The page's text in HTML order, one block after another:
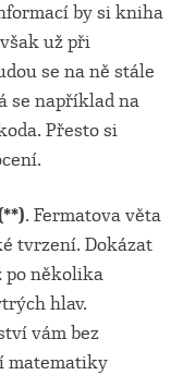
by si kniha
už při
se na ně stále
se například na
Přesto si
. Fermatova věta
tvrzení. Dokázat
po několika
hlav.
vám bez
matematiky